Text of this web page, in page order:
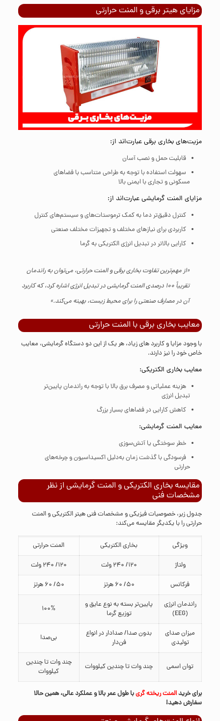
مزایای هیتر برقی و المنت حرارتی
مزیت‌های بخاری برقی عبارت‌اند از:
قابلیت حمل و نصب آسان
سهولت استفاده با توجه به طراحی متناسب با فضاهای
مسکونی و تجاری با ایمنی بالا
مزایای المنت گرمایشی عبارت‌اند از:
کنترل دقیق‌تر دما به کمک ترموستات‌های و سیستم‌های کنترل
کاربردی برای نیازهای مختلف و تجهیزات مختلف صنعتی
کارایی بالاتر در تبدیل انرژی الکتریکی به گرما
«از مهم‌ترین تفاوت بخاری برقی و المنت حرارتی، می‌توان به راندمان
تقریباً 100 درصدی المنت گرمایشی در تبدیل انرژی اشاره کرد، که کاربرد
آن در مصارف صنعتی را برای محیط زیست، بهینه می‌کند.»
معایب بخاری برقی با المنت حرارتی
با وجود مزایا و کاربرد های زیاد، هر یک از این دو دستگاه گرمایشی، معایب
خاص خود را نیز دارند.
معایب بخاری الکتریکی:
هزینه عملیاتی و مصرف برق بالا با توجه به راندمان پایین‌تر
تبدیل انرژی
کاهش کارایی در فضاهای بسیار بزرگ
معایب المنت گرمایشی:
خطر سوختگی یا آتش‌سوزی
فرسودگی با گذشت زمان به‌دلیل اکسیداسیون و چرخه‌های
حرارتی
مقایسه بخاری الکتریکی و المنت گرمایشی از نظر
مشخصات فنی
جدول زیر، خصوصیات فیزیکی و مشخصات فنی هیتر الکتریکی و المنت
حرارتی را با یکدیگر مقایسه می‌کند:
ویژگی بخاری الکتریکی المنت حرارتی
ولتاژ 120/ 240 ولت 120/ 240 ولت
فرکانس 50/ 60 هرتز 50/ 60 هرتز
راندمان انرژی
(EEG)
پایین‌تر بسته به نوع عایق و
توزیع گرما
100%
میزان صدای
تولیدی
بدون صدا/ صدادار در انواع
فن‌دار
بی‌صدا
توان اسمی چند وات تا چندین کیلووات
چند وات تا چندین
کیلووات
برای خریدالمنت ریخته‌ گریبا طول عمر بالا و عملکرد عالی، همین حالا
سفارش دهید!